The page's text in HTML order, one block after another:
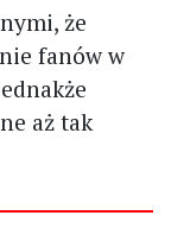
że
fanów w
aż tak